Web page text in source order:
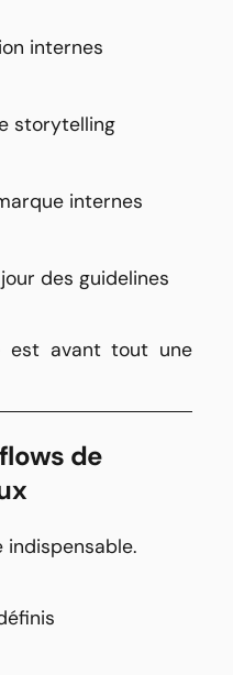
internes
storytelling
internes
des guidelines
est avant tout une
de